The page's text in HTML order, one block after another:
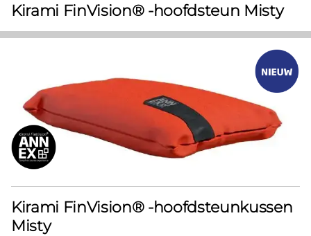
Kirami FinVision® -hoofdsteun Misty
Kirami FinVision® -hoofdsteunkussen
Misty